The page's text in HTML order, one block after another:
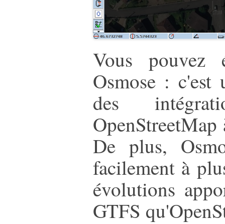
Vous pouvez
Osmose :
des
De plus,
facilement à
évolutions
GTFS